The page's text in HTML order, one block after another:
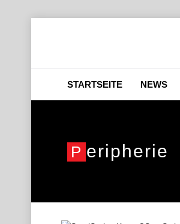
STARTSEITE NEWS
P Eripherie